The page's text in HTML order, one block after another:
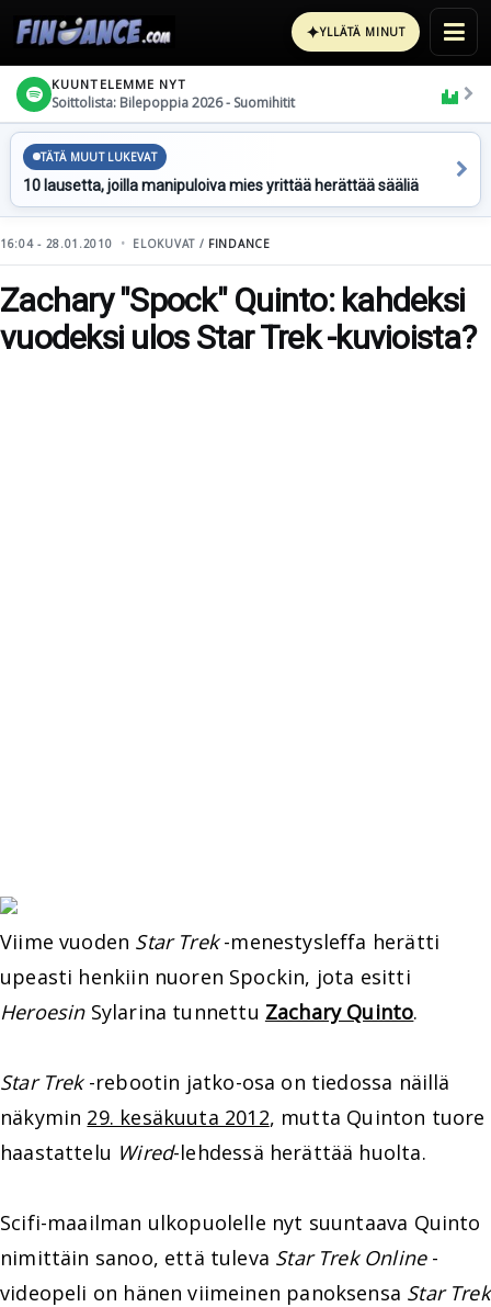
✦YLLÄTÄ MINUT
KUUNTELEMME NYT
Soittolista: Bilepoppia 2026 - Suomihitit
TÄTÄ MUUT LUKEVAT
10 lausetta, joilla manipuloiva mies yrittää herättää sääliä
16:04 - 28.01.2010 ELOKUVAT / FINDANCE
Zachary "Spock" Quinto: kahdeksi
vuodeksi ulos Star Trek -kuvioista?
Viime vuoden Star Trek-menestysleffa herätti
upeasti henkiin nuoren Spockin, jota esitti
HeroesinSylarina tunnettu Zachary Quinto.
Star Trek-rebootin jatko-osa on tiedossa näillä
näkymin 29. kesäkuuta 2012, mutta Quinton tuore
haastattelu Wired-lehdessä herättää huolta.
Scifi-maailman ulkopuolelle nyt suuntaava Quinto
nimittäin sanoo, että tuleva Star Trek Online-
videopeli on hänen viimeinen panoksensa Star Trek